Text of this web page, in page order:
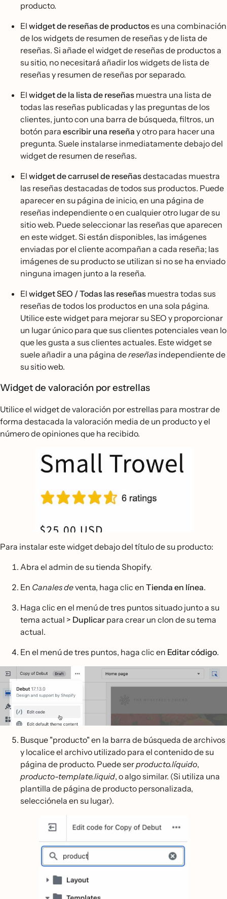
producto.
El widget de reseñas de productoses una combinación
de los widgets de resumen de reseñas y de lista de
reseñas. Si añade el widget de reseñas de productos a
su sitio, no necesitará añadir los widgets de lista de
reseñas y resumen de reseñas por separado.
El widget de la lista de reseñas muestra una lista de
todas las reseñas publicadas y las preguntas de los
clientes, junto con una barra de búsqueda, filtros, un
botón para escribir una reseña y otro para hacer una
pregunta. Suele instalarse inmediatamente debajo del
widget de resumen de reseñas.
El widget de carrusel de reseñasdestacadas muestra
las reseñas destacadas de todos sus productos. Puede
aparecer en su página de inicio, en una página de
reseñas independiente o en cualquier otro lugar de su
sitio web. Puede seleccionar las reseñas que aparecen
en este widget. Si están disponibles, las imágenes
enviadas por el cliente acompañan a cada reseña; las
imágenes de su producto se utilizan si no se ha enviado
ninguna imagen junto a la reseña.
El widget SEO / Todas las reseñas muestra todas sus
reseñas de todos los productos en una sola página.
Utilice este widget para mejorar su SEO y proporcionar
un lugar único para que sus clientes potenciales vean lo
que les gusta a sus clientes actuales. Este widget se
suele añadir a una página dereseñasindependiente de
su sitio web.
Widget de valoración por estrellas
Utilice el widget de valoración por estrellas para mostrar de
forma destacada la valoración media de un producto y el
número de opiniones que ha recibido.
Para instalar este widget debajo del título de su producto:
Abra el admin de su tienda Shopify.
En Canales deventa, haga clic en Tienda en línea.
Haga clic en el menú de tres puntos situado junto a su
tema actual > Duplicar para crear un clon de su tema
actual.
En el menú de tres puntos, haga clic en Editar código.
Busque "producto" en la barra de búsqueda de archivos
y localice el archivo utilizado para el contenido de su
página de producto. Puede serproducto.líquido,
producto-template.liquid, o algo similar. (Si utiliza una
plantilla de página de producto personalizada,
selecciónela en su lugar).